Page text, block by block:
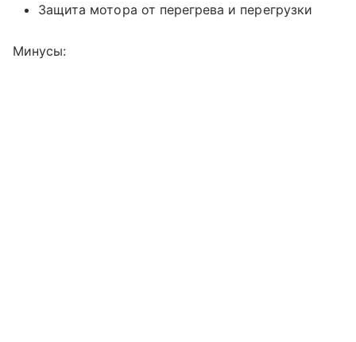
Защита мотора от перегрева и перегрузки
Минусы: